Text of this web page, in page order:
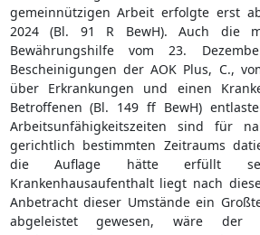
gemeinnützigen Arbeit erfolgte erst
2024 (Bl. 91 R BewH). Auch die
Bewährungshilfe vom 23.
Bescheinigungen der AOK Plus, C.,
über Erkrankungen und einen
Betroffenen (Bl. 149 ff BewH)
Arbeitsunfähigkeitszeiten sind für
gerichtlich bestimmten Zeitraums
die Auflage hätte erfüllt
Krankenhausaufenthalt liegt nach
Anbetracht dieser Umstände ein
abgeleistet gewesen, wäre der